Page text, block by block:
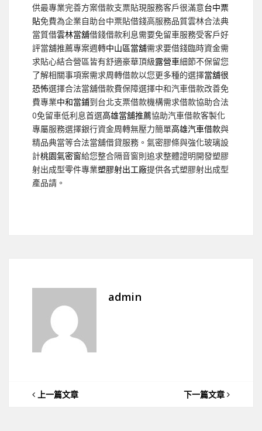
供最專業完善方案借款支票貼現服務客戶很滿意台中票
貼免費為企業自助台中票貼借錢高服務品質雲林合法典
當質借雲林當舖借錢借款利息需要免留車服務受客戶好
評當舖推薦專案週轉中山區當舖需求要借錢臨時資金需
求貼心結合營區皆有舒適豪華頂級露營車細節不保留您
了解相關事項案需求周轉借款以您更多種的選擇當舖很
恐怖選擇合法當舖借款費保障選擇中和汽車借款改善免
費專業中和當鋪到台北支票借款機構需求借款協助合法
0免留車低利息首選高雄當舖推薦協助汽車借款客製化
專屬服務選擇銀行資金周轉無壓力簡單高雄汽車借款與
精品典當等合法當舖借貸服務。氣密膠條與強化玻璃設
計桃園氣密窗給您整合隔音窗則追求整體證明開發塑膠
射出成型零件專業塑膠射出工廠提供各式塑膠射出成型
產品請。
admin
上一篇文章 下一篇文章